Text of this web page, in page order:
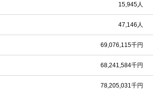
15,945人
47,146人
69,076,115千円
68,241,584千円
78,205,031千円